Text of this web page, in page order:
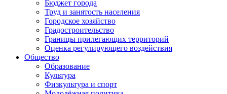
Бюджет города
Труд и занятость населения
Городское хозяйство
Градостроительство
Границы прилегающих территорий
Оценка регулирующего воздействия
Общество
Образование
Культура
Физкультура и спорт